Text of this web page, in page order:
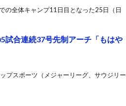
の全体キャンプ11日目となった25日（日
試合連続37号先制アーチ「もはや
プスポーツ（メジャーリーグ、サウジリー